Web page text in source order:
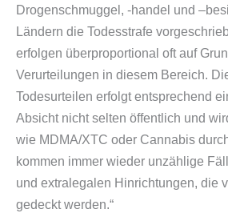
Drogenschmuggel, ‑handel und
Ländern die Todesstrafe
erfolgen überproportional oft auf
Verurteilungen in diesem Bereich.
Todesurteilen erfolgt entsprechend
Absicht nicht selten öffentlich und
wie MDMA/​XTC oder Cannabis
kommen immer wieder unzählige
und extralegalen Hinrichtungen, die
gedeckt werden.“